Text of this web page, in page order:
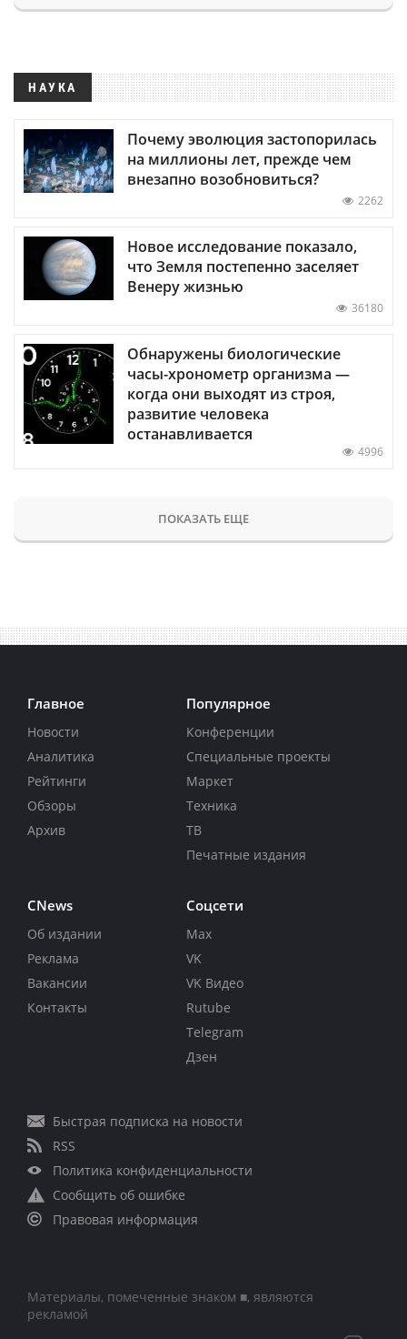
НАУКА
Почему эволюция застопорилась
на миллионы лет, прежде чем
внезапно возобновиться?
2262
Новое исследование показало,
что Земля постепенно заселяет
Венеру жизнью
36180
Обнаружены биологические
часы-хронометр организма —
когда они выходят из строя,
развитие человека
останавливается
4996
ПОКАЗАТЬ ЕЩЕ
Главное
Новости
Аналитика
Рейтинги
Обзоры
Архив
Популярное
Конференции
Специальные проекты
Маркет
Техника
ТВ
Печатные издания
CNews
Об издании
Реклама
Вакансии
Контакты
Соцсети
Max
VK
VK Видео
Rutube
Telegram
Дзен
Быстрая подписка на новости
RSS
Политика конфиденциальности
Сообщить об ошибке
Правовая информация
Материалы, помеченные знаком ■, являются
рекламой